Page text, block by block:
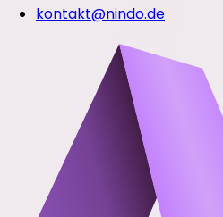
kontakt@nindo.de